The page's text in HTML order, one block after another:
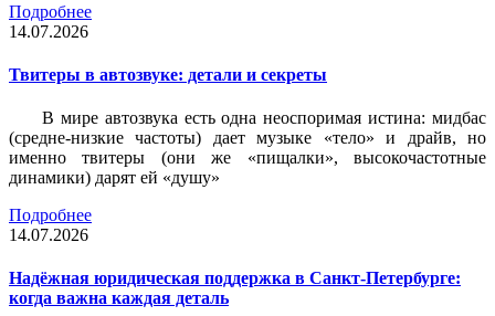
Подробнее
14.07.2026
Твитеры в автозвуке: детали и секреты
В мире автозвука есть одна неоспоримая истина: мидбас
(средне-низкие частоты) дает музыке «тело» и драйв, но
именно твитеры (они же «пищалки», высокочастотные
динамики) дарят ей «душу»
Подробнее
14.07.2026
Надёжная юридическая поддержка в Санкт-Петербурге:
когда важна каждая деталь